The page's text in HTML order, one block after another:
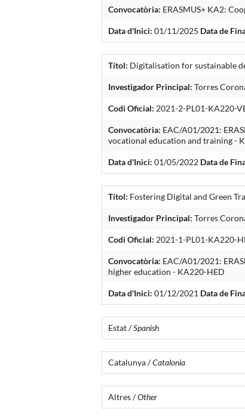
Convocatòria: ERASMUS+ KA2:
Data d'Inici: 01/11/2025 Data de
Títol: Digitalisation for sustainable
Investigador Principal: Torres
Codi Oficial: 2021-2-PL01-KA220-
Convocatòria: EAC/A01/2021:
vocational education and training -
Data d'Inici: 01/05/2022 Data de
Títol: Fostering Digital and Green
Investigador Principal: Torres
Codi Oficial: 2021-1-PL01-KA220-
Convocatòria: EAC/A01/2021:
higher education - KA220-HED
Data d'Inici: 01/12/2021 Data de
Estat /Spanish
Catalunya /Catalonia
Altres /Other